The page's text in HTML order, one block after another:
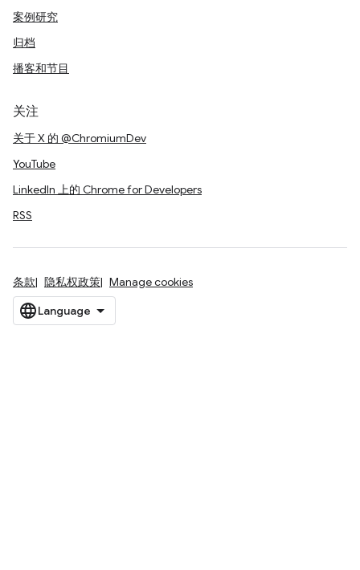
案例研究
归档
播客和节目
关注
关于 X 的 @ChromiumDev
YouTube
LinkedIn 上的 Chrome for Developers
RSS
条款 隐私权政策 Manage cookies